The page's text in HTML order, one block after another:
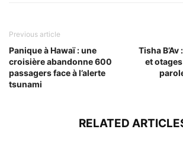
Previous article
Panique à Hawaï : une
croisière abandonne 600
passagers face à l’alerte
tsunami
Tisha
et
RELATED